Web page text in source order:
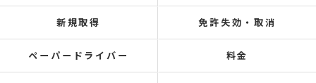
新規取得 免許失効・取消
ペーパードライバー 料金